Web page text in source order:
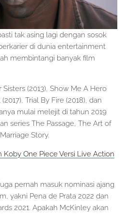
tak asing lagi dengan sosok
di dunia entertainment
membintangi banyak film
(2013), Show Me A Hero
Trial By Fire (2018), dan
mulai melejit di tahun 2019
series The Passage, The Art of
Story.
Koby One Piece Versi Live Action
pernah masuk nominasi ajang
yakni Pena de Prata 2022 dan
2021. Apakah McKinley akan